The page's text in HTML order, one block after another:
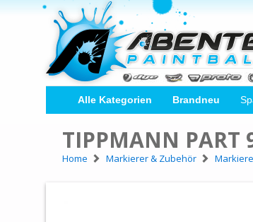
Alle Kategorien Brandneu
TIPPMANN PART
Home Markierer & Zubehör